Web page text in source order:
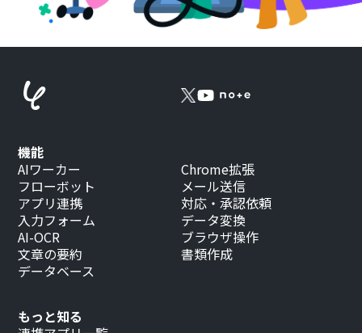
もっと知る
機能
AIワーカー
フローボット
アプリ連携
入力フォーム
AI-OCR
文章の要約
データベース
Chrome拡張
メール送信
対応・承認依頼
データ変換
ブラウザ操作
書類作成